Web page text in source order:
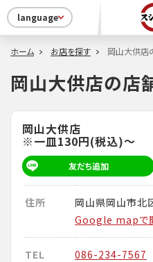
language
ホーム お店を探す 岡山大供店
岡山大供店の店
岡山大供店
※一皿130円(税込)～
友だち追加
住所
岡山県岡山市北
Google mapで
TEL 086-234-7567